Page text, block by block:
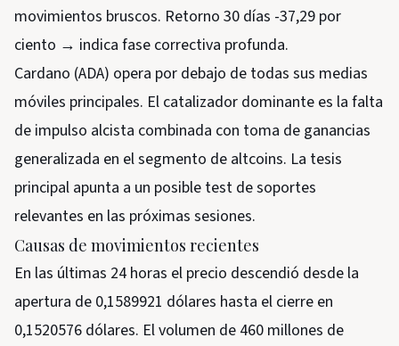
movimientos bruscos. Retorno 30 días -37,29 por
ciento → indica fase correctiva profunda.
Cardano (ADA) opera por debajo de todas sus medias
móviles principales. El catalizador dominante es la falta
de impulso alcista combinada con toma de ganancias
generalizada en el segmento de altcoins. La tesis
principal apunta a un posible test de soportes
relevantes en las próximas sesiones.
Causas de movimientos recientes
En las últimas 24 horas el precio descendió desde la
apertura de 0,1589921 dólares hasta el cierre en
0,1520576 dólares. El volumen de 460 millones de